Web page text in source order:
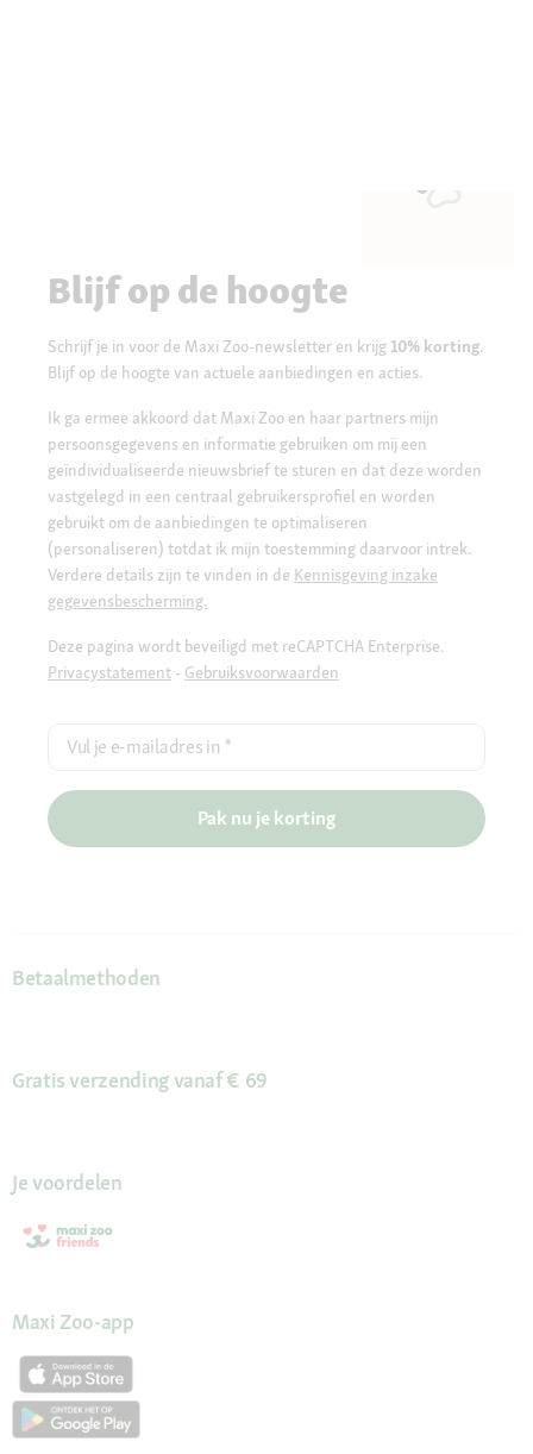
Blijf op de hoogte
Schrijf je in voor de Maxi Zoo-newsletter en krijg 10% korting.
Blijf op de hoogte van actuele aanbiedingen en acties.
Ik ga ermee akkoord dat Maxi Zoo en haar partners mijn
persoonsgegevens en informatie gebruiken om mij een
geïndividualiseerde nieuwsbrief te sturen en dat deze worden
vastgelegd in een centraal gebruikersprofiel en worden
gebruikt om de aanbiedingen te optimaliseren
(personaliseren) totdat ik mijn toestemming daarvoor intrek.
Verdere details zijn te vinden in de Kennisgeving inzake
gegevensbescherming.
Deze pagina wordt beveiligd met reCAPTCHA Enterprise.
Privacystatement - Gebruiksvoorwaarden
Vul je e-mailadres in *
Pak nu je korting
Betaalmethoden
Gratis verzending vanaf € 69
Je voordelen
Maxi Zoo-app